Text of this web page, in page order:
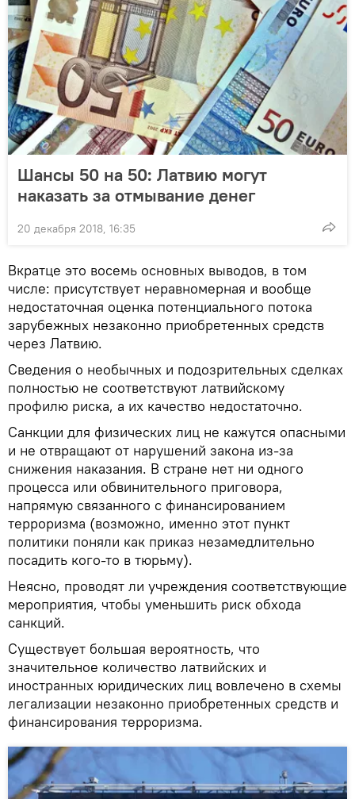
Шансы 50 на 50: Латвию могут
наказать за отмывание денег
20 декабря 2018, 16:35
Вкратце это восемь основных выводов, в том
числе: присутствует неравномерная и вообще
недостаточная оценка потенциального потока
зарубежных незаконно приобретенных средств
через Латвию.
Сведения о необычных и подозрительных сделках
полностью не соответствуют латвийскому
профилю риска, а их качество недостаточно.
Санкции для физических лиц не кажутся опасными
и не отвращают от нарушений закона из-за
снижения наказания. В стране нет ни одного
процесса или обвинительного приговора,
напрямую связанного с финансированием
терроризма (возможно, именно этот пункт
политики поняли как приказ незамедлительно
посадить кого-то в тюрьму).
Неясно, проводят ли учреждения соответствующие
мероприятия, чтобы уменьшить риск обхода
санкций.
Существует большая вероятность, что
значительное количество латвийских и
иностранных юридических лиц вовлечено в схемы
легализации незаконно приобретенных средств и
финансирования терроризма.